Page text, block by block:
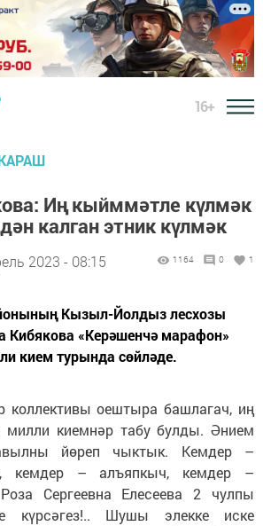
16+
Иң кыйммәтле күлмәк
калган этник күлмәк
2023 - 08:15 1164 0 1
Кызыл-Йолдыз лесхозы
Кибякова «Керәшенчә марафон»
кием турында сөйләде.
коллективы оештыра башлагач, иң
милли киемнәр табу булды. Әнием
йөреп чыктык. Кемдер –
кемдер – алъяпкыч, кемдер –
Сергеевна Елесеева 2 чулпы
күрсәгез!.. Шушы элекке иске